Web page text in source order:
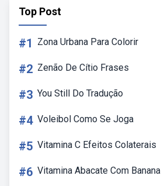
Top Post
#1 Zona Urbana Para Colorir
#2 Zenão De Cítio Frases
#3 You Still Do Tradução
#4 Voleibol Como Se Joga
#5 Vitamina C Efeitos Colaterais
#6 Vitamina Abacate Com Banana